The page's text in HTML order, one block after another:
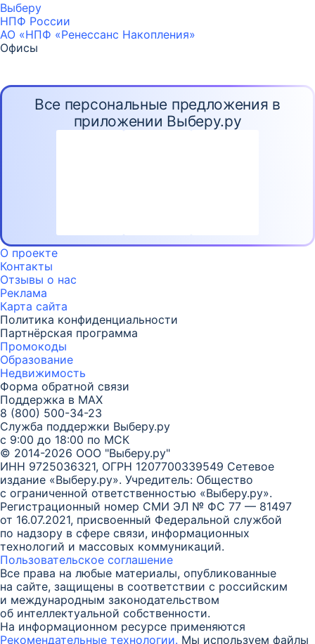
Выберу
НПФ России
АО «НПФ «Ренессанс Накопления»
Офисы
Все персональные предложения в
приложении Выберу.ру
О проекте
Контакты
Отзывы о нас
Реклама
Карта сайта
Политика конфиденциальности
Партнёрская программа
Промокоды
Образование
Недвижимость
Форма обратной связи
Поддержка в MAX
8 (800) 500-34-23
Служба поддержки Выберу.ру
с 9:00 до 18:00 по МСК
© 2014-2026 ООО "Выберу.ру"
ИНН 9725036321, ОГРН 1207700339549 Сетевое
издание «Выберу.ру». Учредитель: Общество
с ограниченной ответственностью «Выберу.ру».
Регистрационный номер СМИ ЭЛ № ФС 77 — 81497
от 16.07.2021, присвоенный Федеральной службой
по надзору в сфере связи, информационных
технологий и массовых коммуникаций.
Пользовательское соглашение
Все права на любые материалы, опубликованные
на сайте, защищены в соответствии с российским
и международным законодательством
об интеллектуальной собственности.
На информационном ресурсе применяются
Рекомендательные технологии. Мы используем файлы